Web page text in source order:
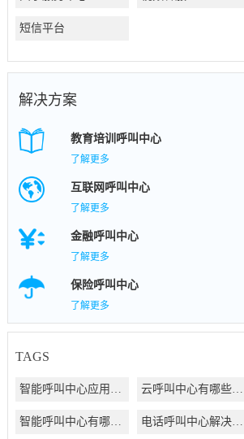
短信平台
解决方案
教育培训呼叫中心
了解更多
互联网呼叫中心
了解更多
金融呼叫中心
了解更多
保险呼叫中心
了解更多
TAGS
智能呼叫中心应用方案 云呼叫中心有哪些好处
智能呼叫中心有哪些好处 电话呼叫中心解决方案